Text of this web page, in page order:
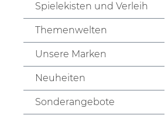
Spielekisten und Verleih
Themenwelten
Unsere Marken
Neuheiten
Sonderangebote